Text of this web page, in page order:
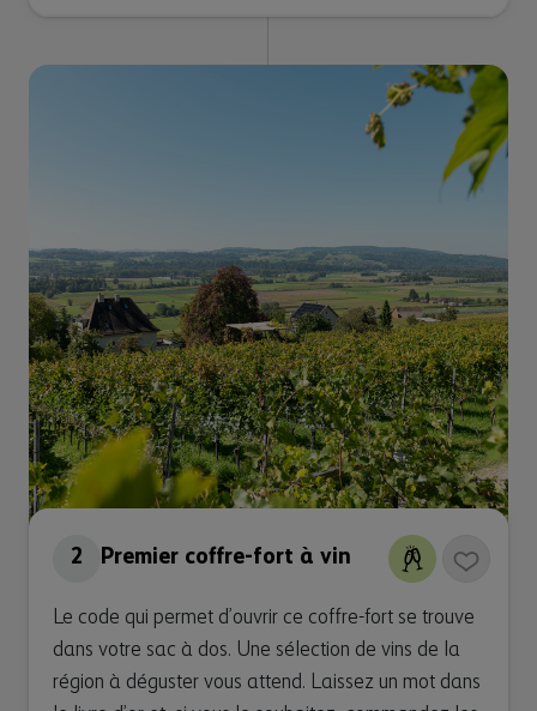
2 Premier coffre-fort à vin
Le code qui permet d’ouvrir ce coffre-fort se trouve
dans votre sac à dos. Une sélection de vins de la
région à déguster vous attend. Laissez un mot dans